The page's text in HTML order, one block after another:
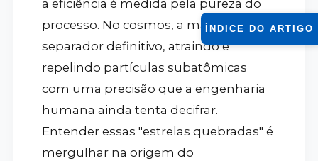
ÍNDICE DO ARTIGO
a eficiência é medida pela pureza do
processo. No cosmos, a magnetar é o
separador definitivo, atraindo e
repelindo partículas subatômicas
com uma precisão que a engenharia
humana ainda tenta decifrar.
Entender essas "estrelas quebradas" é
mergulhar na origem do